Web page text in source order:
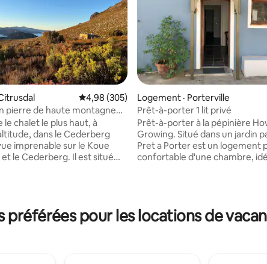
5, 79 commentairesNote moyenne de 4,98 sur 5, 305
4,98 (305)
pierre de haute montagne
le chalet le plus haut, à
dans le Cederberg
imprenable sur le Koue
le Cederberg. Il est situé
à une autre époque. Il
rénové avec une plus
Logement · Porterville
Prêt-à-porter 1 lit privé
Prêt-à-porter à la pépinière
Growing. Situé dans un jardin
Pret a Porter est un logement
confortable d'une chambre,
partagée et d'un espace
Idéalement situé, à quelques
préférées pour les locations de